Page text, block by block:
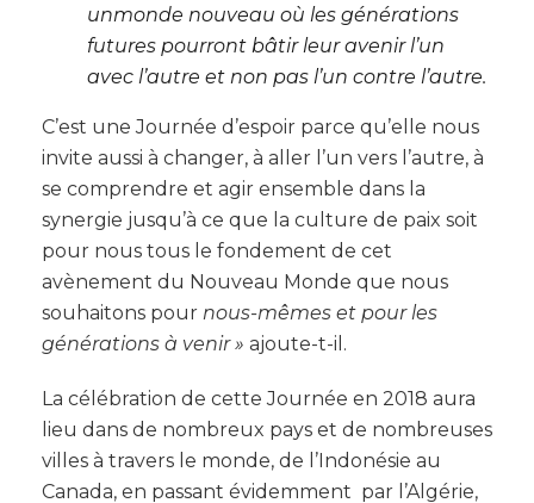
unmonde nouveau où les générations
futures pourront bâtir leur avenir l’un
avec l’autre et non pas l’un contre l’autre.
C’est une Journée d’espoir parce qu’elle nous
invite aussi à changer, à aller l’un vers l’autre, à
se comprendre et agir ensemble dans la
synergie jusqu’à ce que la culture de paix soit
pour nous tous le fondement de cet
avènement du Nouveau Monde que nous
souhaitons pour nous-mêmes et pour les
générations à venir » ajoute-t-il.
La célébration de cette Journée en 2018 aura
lieu dans de nombreux pays et de nombreuses
villes à travers le monde, de l’Indonésie au
Canada, en passant évidemment par l’Algérie,